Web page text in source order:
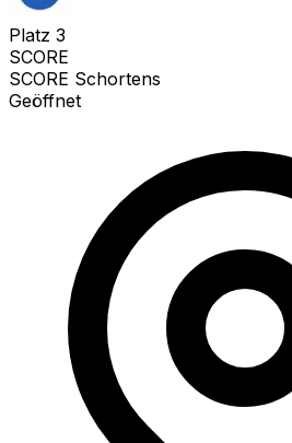
Platz 3
SCORE
SCORE Schortens
Geöffnet